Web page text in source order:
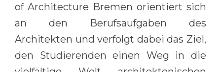
of Architecture Bremen orientiert sich
an den Berufsaufgaben des
Architekten und verfolgt dabei das Ziel,
den Studierenden einen Weg in die